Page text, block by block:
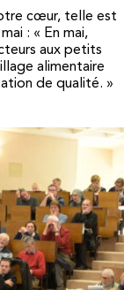
cœur, telle est
: « En mai,
aux petits
alimentaire
de qualité. »